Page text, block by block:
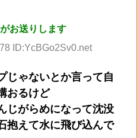
お送りします
ID:YcBGo2Sv0.net
じゃないとか言って自
おるけど
じがらめになって沈没
抱えて水に飛び込んで